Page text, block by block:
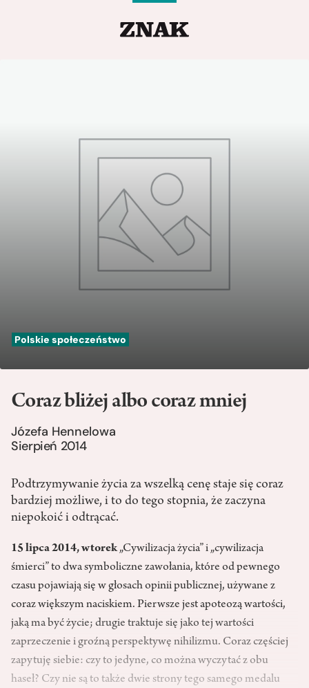
Polskie społeczeństwo
Coraz bliżej albo coraz mniej
Józefa Hennelowa
Sierpień 2014
Podtrzymywanie życia za wszelką cenę staje się coraz
bardziej możliwe, i to do tego stopnia, że zaczyna
niepokoić i odtrącać.
15 lipca 2014, wtorek„Cywilizacja życia” i „cywilizacja
śmierci” to dwa symboliczne zawołania, które od pewnego
czasu pojawiają się w głosach opinii publicznej, używane z
coraz większym naciskiem. Pierwsze jest apoteozą wartości,
jaką ma być życie; drugie traktuje się jako tej wartości
zaprzeczenie i groźną perspektywę nihilizmu. Coraz częściej
zapytuję siebie: czy to jedyne, co można wyczytać z obu
haseł? Czy nie są to także dwie strony tego samego medalu